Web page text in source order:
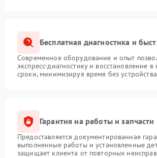
Бесплатная диагностика и
Современное оборудование и опыт
экспресс-диагностику и восстановление
сроки, минимизируя время без устройства
Гарантия на работы и запчасти
Предоставляется документированная
выполненные работы и установленные
защищает клиента от повторных